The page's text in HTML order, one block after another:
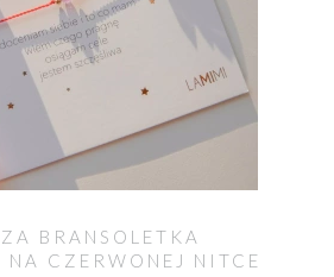
BRANSOLETKA
NA CZERWONEJ NITCE